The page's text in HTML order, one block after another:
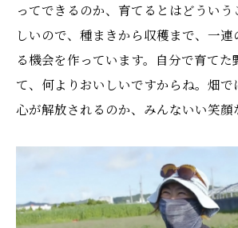
ってできるのか、育てるとはどうい
しいので、種まきから収穫まで、一連
る機会を作っています。自分で育てた
て、何よりおいしいですからね。畑
心が解放されるのか、みんないい笑顔